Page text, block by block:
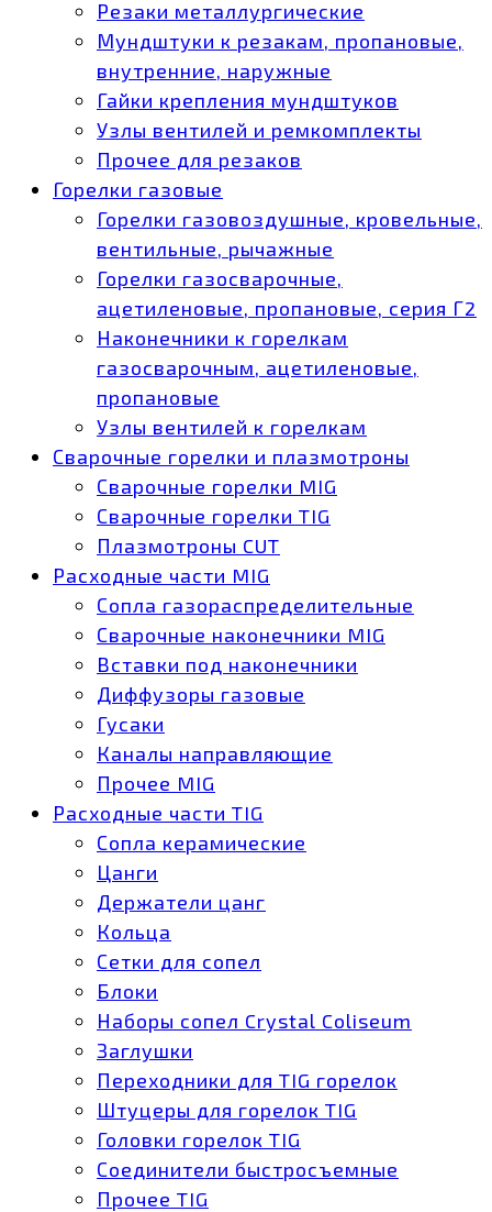
Резаки металлургические
Мундштуки к резакам, пропановые,
внутренние, наружные
Гайки крепления мундштуков
Узлы вентилей и ремкомплекты
Прочее для резаков
Горелки газовые
Горелки газовоздушные, кровельные,
вентильные, рычажные
Горелки газосварочные,
ацетиленовые, пропановые, серия Г2
Наконечники к горелкам
газосварочным, ацетиленовые,
пропановые
Узлы вентилей к горелкам
Сварочные горелки и плазмотроны
Сварочные горелки MIG
Сварочные горелки TIG
Плазмотроны CUT
Расходные части MIG
Сопла газораспределительные
Сварочные наконечники MIG
Вставки под наконечники
Диффузоры газовые
Гусаки
Каналы направляющие
Прочее MIG
Расходные части TIG
Сопла керамические
Цанги
Держатели цанг
Кольца
Сетки для сопел
Блоки
Наборы сопел Crystal Coliseum
Заглушки
Переходники для TIG горелок
Штуцеры для горелок TIG
Головки горелок TIG
Соединители быстросъемные
Прочее TIG